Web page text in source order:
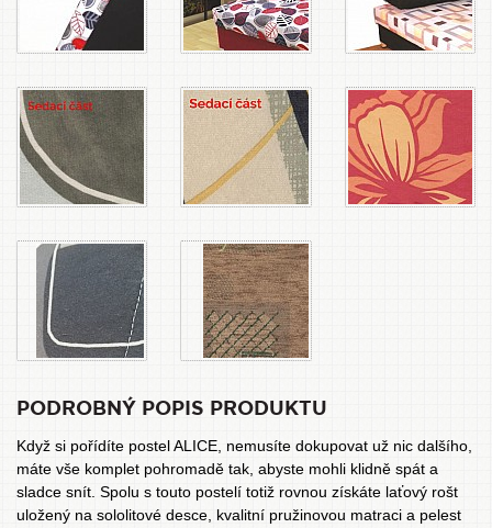
PODROBNÝ POPIS PRODUKTU
Když si pořídíte postel ALICE, nemusíte dokupovat už nic dalšího,
máte vše komplet pohromadě tak, abyste mohli klidně spát a
sladce snít. Spolu s touto postelí totiž rovnou získáte laťový rošt
uložený na sololitové desce, kvalitní pružinovou matraci a pelest